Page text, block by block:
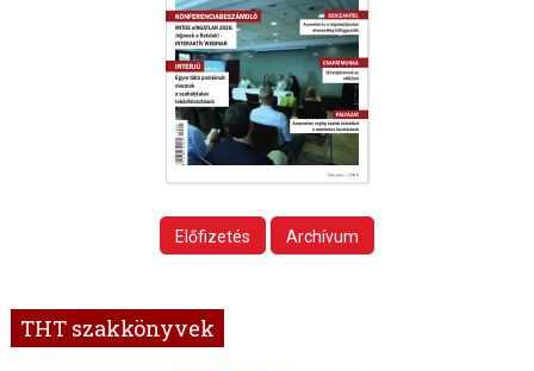
Előfizetés Archívum
THT szakkönyvek